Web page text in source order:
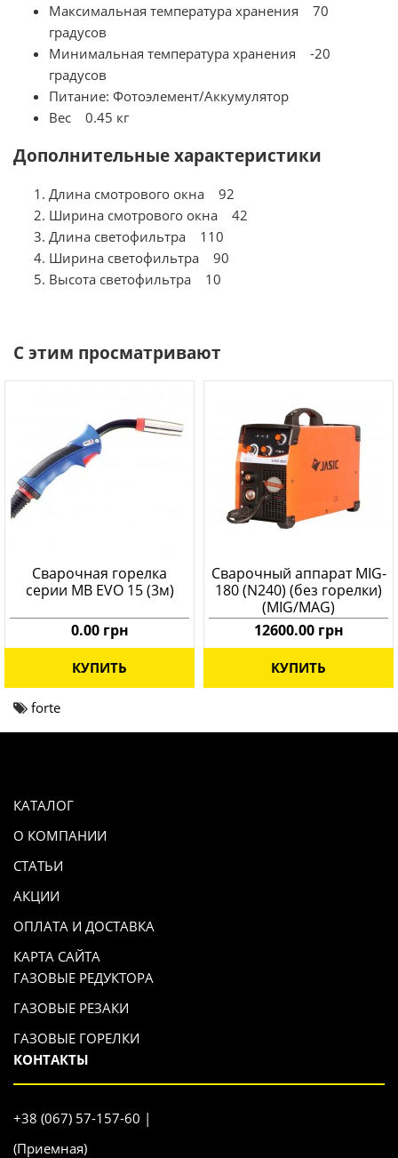
Максимальная температура хранения 70
градусов
Минимальная температура хранения -20
градусов
Питание: Фотоэлемент/Аккумулятор
Вес 0.45 кг
Дополнительные характеристики
Длина смотрового окна 92
Ширина смотрового окна 42
Длина светофильтра 110
Ширина светофильтра 90
Высота светофильтра 10
С этим просматривают
Сварочная горелка
серии MB EVO 15 (3м)
0.00 грн
КУПИТЬ
Сварочный аппарат MIG-
180 (N240) (без горелки)
(MIG/MAG)
12600.00 грн
КУПИТЬ
forte
КАТАЛОГ
О КОМПАНИИ
СТАТЬИ
АКЦИИ
ОПЛАТА И ДОСТАВКА
КАРТА САЙТА
ГАЗОВЫЕ РЕДУКТОРА
ГАЗОВЫЕ РЕЗАКИ
ГАЗОВЫЕ ГОРЕЛКИ
КОНТАКТЫ
+38 (067) 57-157-60 |
(Приемная)